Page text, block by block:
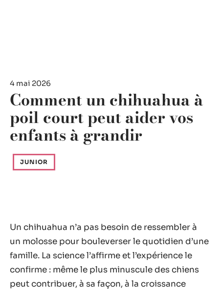
4 mai 2026
Comment un chihuahua à
poil court peut aider vos
enfants à grandir
JUNIOR
Un chihuahua n’a pas besoin de ressembler à
un molosse pour bouleverser le quotidien d’une
famille. La science l’affirme et l’expérience le
confirme : même le plus minuscule des chiens
peut contribuer, à sa façon, à la croissance